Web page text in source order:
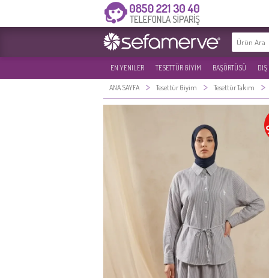
EN YENILER TESETTÜR GİYİM BAŞÖRTÜSÜ DIŞ
ANA SAYFA > Tesettür Giyim > Tesettür Takım >